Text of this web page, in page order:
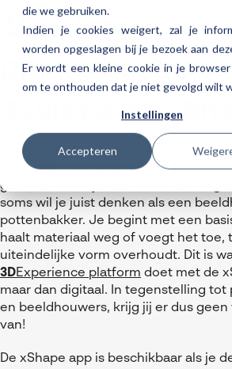
die we gebruiken.
Indien je cookies weigert, zal je
worden opgeslagen bij je bezoek aan
Er wordt een kleine cookie in je
om te onthouden dat je niet gevolgd wilt
Instellingen
Accepteren
SOLIDWORKS Design
AI in SOLIDWORKS Design
Cloud services gratis activeren
SOLIDWORKS Design Ultimate
3DEXPERIENCE
nTopology
DriveWorks
DraftSight
Manufacturing
SOLIDWORKS CAM
Databeheer & PLM
SOLIDWORKS PDM
Visiativ PLM
ENOVIA
Virtueel testen
3DEXPERIENCE Cloud Simulation
SOLIDWORKS Simulation
Consultancy diensten
Meer
SOLIDWORKS Composer
Cloud services for SOLIDWORKS
Cloudmigratie
Trainingen
3DEXPERIENCE trainingen
Trainingskalender
Helpdesk
My Visiativ Login
Onderhoudscontract
Download SOLIDWORKS 2025
Over Visiativ
Ons bedrijf
Werken bij Visiativ
Nieuws
Evenementen
MyCAD Day 2026
Referenties
Contact
Digitaal kleien
Sculptor en
Verschillende ontwerpuitdagingen
verschillende manieren van ze
gevallen bouw je een vorm van de
soms wil je juist denken als een
pottenbakker. Je begint met een
haalt materiaal weg of voegt het toe,
uiteindelijke vorm overhoudt. Dit is
3DExperience platform doet met de
maar dan digitaal. In tegenstelling tot
en beeldhouwers, krijg jij er dus geen
van!
De xShape app is beschikbaar als je